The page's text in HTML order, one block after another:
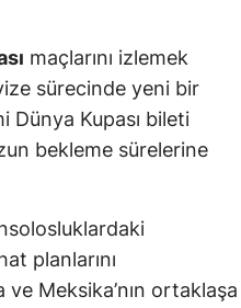
maçlarını izlemek
sürecinde yeni bir
Dünya Kupası bileti
bekleme sürelerine
planlarını
ve Meksika’nın ortaklaşa